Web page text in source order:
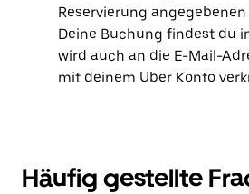
Reservierung
Deine Buchung findest du
wird auch an die E-Mail-
mit deinem Uber Konto
Häufig gestellte